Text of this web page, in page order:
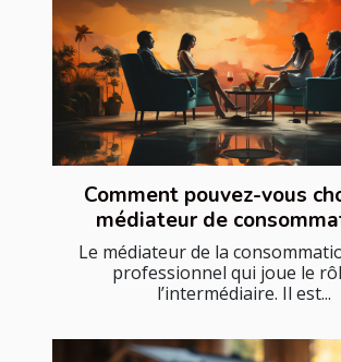
Comment pouvez-vous
médiateur de
Le médiateur de la
professionnel qui joue le
l’intermédiaire. Il est...